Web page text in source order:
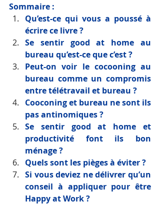
Sommaire :
Qu’est-ce qui vous a poussé à
écrire ce livre ?
Se sentir good at home au
bureau qu’est-ce que c’est ?
Peut-on voir le cocooning au
bureau comme un compromis
entre télétravail et bureau ?
Cooconing et bureau ne sont ils
pas antinomiques ?
Se sentir good at home et
productivité font ils bon
ménage ?
Quels sont les pièges à éviter ?
Si vous deviez ne délivrer qu’un
conseil à appliquer pour être
Happy at Work ?